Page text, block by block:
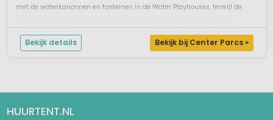
met de waterkanonnen en fonteinen in de Water Playhouses, terwijl de
Bekijk details Bekijk bij Center Parcs »
HUURTENT.NL